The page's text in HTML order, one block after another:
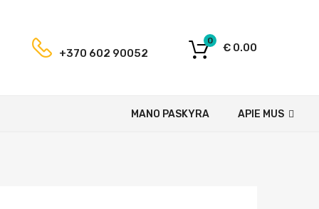
+370 602 90052 € 0.00
0
APIE MUS
MANO PASKYRA